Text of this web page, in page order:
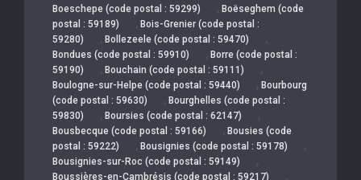
Boeschepe (code postal : 59299) , Boëseghem (code
postal : 59189)
, Bois-Grenier (code postal :
59280)
, Bollezeele (code postal : 59470) ,
Bondues (code postal : 59910) , Borre (code postal :
59190)
, Bouchain (code postal : 59111) ,
Boulogne-sur-Helpe (code postal : 59440) , Bourbourg
(code postal : 59630)
, Bourghelles (code postal :
59830)
, Boursies (code postal : 62147) ,
Bousbecque (code postal : 59166) , Bousies (code
postal : 59222)
, Bousignies (code postal : 59178) ,
Bousignies-sur-Roc (code postal : 59149) ,
Boussières-en-Cambrésis (code postal : 59217) ,